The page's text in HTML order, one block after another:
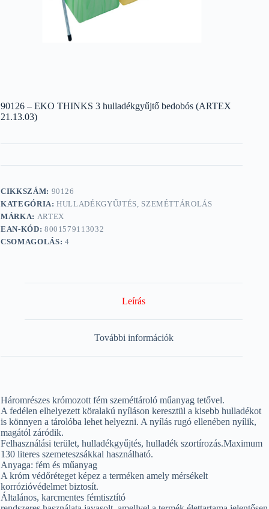
90126 – EKO THINKS 3 hulladékgyűjtő bedobós (ARTEX
21.13.03)
CIKKSZÁM: 90126
KATEGÓRIA:HULLADÉKGYŰJTÉS, SZEMÉTTÁROLÁS
MÁRKA: ARTEX
EAN-KÓD: 8001579113032
CSOMAGOLÁS: 4
Leírás
További információk
Háromrészes krómozott fém szeméttároló műanyag tetővel.
A fedélen elhelyezett köralakú nyíláson keresztül a kisebb hulladékot
is könnyen a tárolóba lehet helyezni. A nyílás rugó ellenében nyílik,
magától záródik.
Felhasználási terület, hulladékgyűjtés, hulladék szortírozás.Maximum
130 literes szemeteszsákkal használható.
Anyaga: fém és műanyag
A króm védőréteget képez a terméken amely mérsékelt
korrózióvédelmet biztosít.
Általános, karcmentes fémtisztító